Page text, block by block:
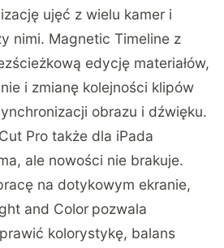
ujęć z wielu kamer i
nimi. Magnetic Timeline z
edycję materiałów,
i zmianę kolejności klipów
obrazu i dźwięku.
Pro także dla iPada
ale nowości nie brakuje.
na dotykowym ekranie,
and Color pozwala
kolorystykę, balans